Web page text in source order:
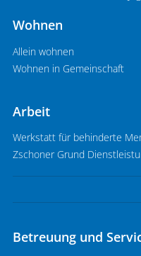
Wohnen
Allein wohnen
Wohnen in Gemeinschaft
Arbeit
Werkstatt für behinderte
Zschoner Grund
Betreuung und